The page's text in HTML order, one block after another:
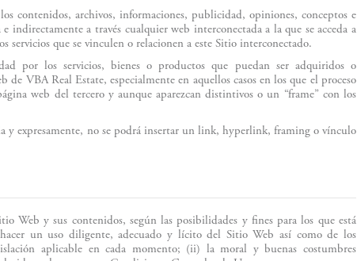
contenidos, archivos, informaciones, publicidad, opiniones, conceptos e
a través cualquier web interconectada a la que se acceda a
que se vinculen o relacionen a este Sitio interconectado.
por los servicios, bienes o productos que puedan ser adquiridos o
de VBA Real Estate, especialmente en aquellos casos en los que el proceso
web del tercero y aunque aparezcan distintivos o un “frame” con los
y expresamente, no se podrá insertar un link, hyperlink, framing o vínculo
Web y sus contenidos, según las posibilidades y fines para los que está
un uso diligente, adecuado y lícito del Sitio Web así como de los
aplicable en cada momento; (ii) la moral y buenas costumbres